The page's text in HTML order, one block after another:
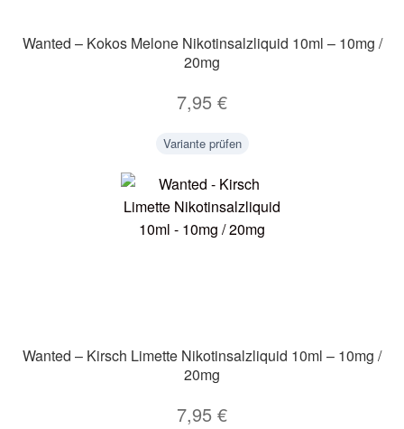
Wanted – Kokos Melone Nikotinsalzliquid 10ml – 10mg /
20mg
7,95 €
Variante prüfen
Wanted – Kirsch Limette Nikotinsalzliquid 10ml – 10mg /
20mg
7,95 €